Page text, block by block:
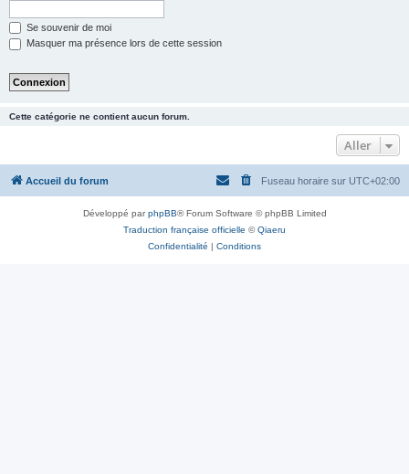
Se souvenir de moi
Masquer ma présence lors de cette session
Cette catégorie ne contient aucun forum.
Aller
Accueil du forum Fuseau horaire sur UTC+02:00
Développé parphpBB® Forum Software © phpBB Limited
Traduction française officielle ©Qiaeru
Confidentialité | Conditions